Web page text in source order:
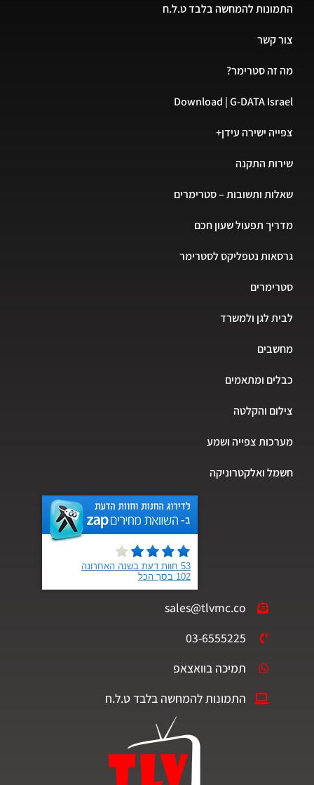
התמונות להמחשה בלבד ט.ל.ח
צור קשר
מה זה סטרימר?
Download | G-DATA Israel
צפייה ישירה עידן+
שירות התקנה
שאלות ותשובות – סטרימרים
מדריך תפעול שעון חכם
גרסאות נטפליקס לסטרימר
סטרימרים
לבית לגן ולמשרד
מחשבים
כבלים ומתאמים
צילום והקלטה
מערכות צפייה ושמע
חשמל ואלקטרוניקה
sales@tlvmc.co
03-6555225
תמיכה בוואצאפ
התמונות להמחשה בלבד ט.ל.ח